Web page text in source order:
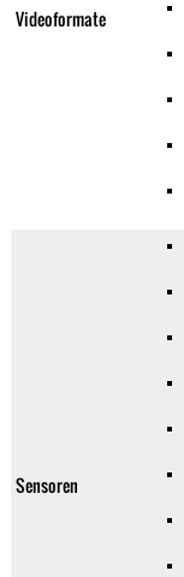
Videoformate
Sensoren